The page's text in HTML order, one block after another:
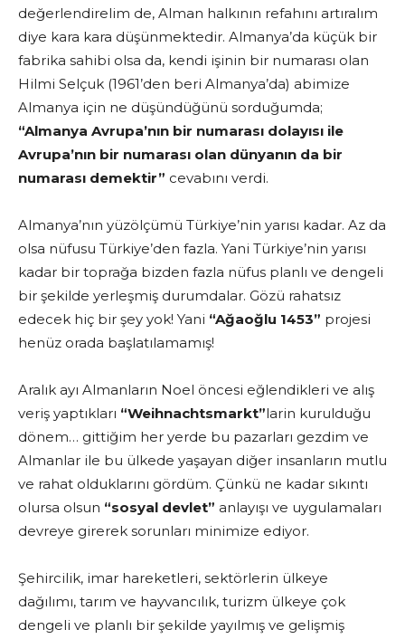
değerlendirelim de, Alman halkının refahını artıralım
diye kara kara düşünmektedir. Almanya’da küçük bir
fabrika sahibi olsa da, kendi işinin bir numarası olan
Hilmi Selçuk (1961’den beri Almanya’da) abimize
Almanya için ne düşündüğünü sorduğumda;
“Almanya Avrupa’nın bir numarası dolayısı ile
Avrupa’nın bir numarası olan dünyanın da bir
numarası demektir” cevabını verdi.
Almanya’nın yüzölçümü Türkiye’nin yarısı kadar. Az da
olsa nüfusu Türkiye’den fazla. Yani Türkiye’nin yarısı
kadar bir toprağa bizden fazla nüfus planlı ve dengeli
bir şekilde yerleşmiş durumdalar. Gözü rahatsız
edecek hiç bir şey yok! Yani “Ağaoğlu 1453” projesi
henüz orada başlatılamamış!
Aralık ayı Almanların Noel öncesi eğlendikleri ve alış
veriş yaptıkları “Weihnachtsmarkt”larin kurulduğu
dönem… gittiğim her yerde bu pazarları gezdim ve
Almanlar ile bu ülkede yaşayan diğer insanların mutlu
ve rahat olduklarını gördüm. Çünkü ne kadar sıkıntı
olursa olsun “sosyal devlet” anlayışı ve uygulamaları
devreye girerek sorunları minimize ediyor.
Şehircilik, imar hareketleri, sektörlerin ülkeye
dağılımı, tarım ve hayvancılık, turizm ülkeye çok
dengeli ve planlı bir şekilde yayılmış ve gelişmiş